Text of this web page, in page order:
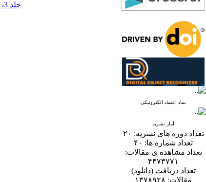
نماد اعتماد الکترونیکی
آمار نشریه
تعداد دوره های نشریه: ۲۰
تعداد شماره ها: ۴۰
تعداد مشاهده ی مقالات:
۴۴۷۳۷۷۱
تعداد دریافت (دانلود)
مقالات: ۱۳۷۸۹۲۸
جلد 3، شماره 2 - ( 12-1388 )